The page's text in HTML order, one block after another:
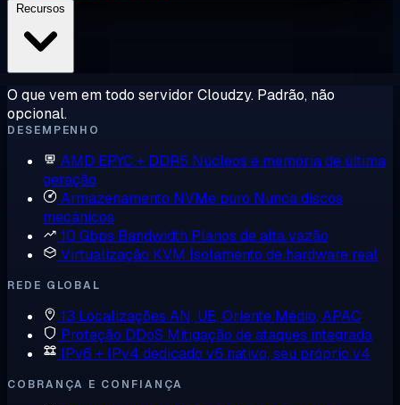
O que vem em todo servidor Cloudzy. Padrão, não
opcional.
DESEMPENHO
AMD EPYC + DDR5 Núcleos e memória de última
geração
Armazenamento NVMe puro Nunca discos
mecânicos
10 Gbps Bandwidth Planos de alta vazão
Virtualização KVM Isolamento de hardware real
REDE GLOBAL
13 Localizações AN, UE, Oriente Médio, APAC
Proteção DDoS Mitigação de ataques integrada
IPv6 + IPv4 dedicado v6 nativo, seu próprio v4
COBRANÇA E CONFIANÇA